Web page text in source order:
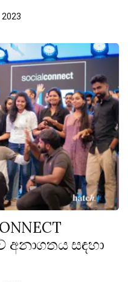
2023
අනාගතය සඳහා